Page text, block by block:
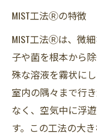
MIST工法Ⓡの特徴
MIST工法Ⓡは、微
子や菌を根本から
殊な溶液を霧状に
室内の隅々まで行
なく、空気中に浮
す。この工法の大